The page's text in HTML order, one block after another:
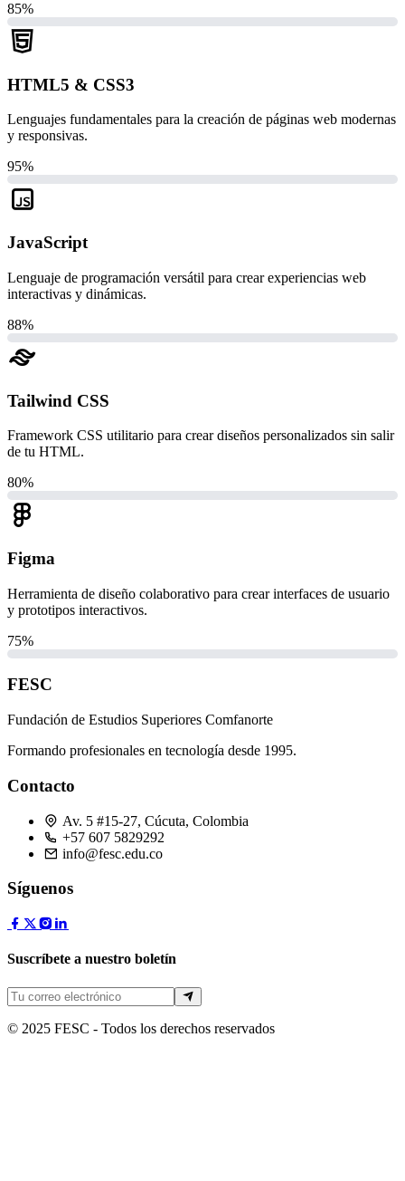
85%
HTML5 & CSS3
Lenguajes fundamentales para la creación de páginas web modernas
y responsivas.
95%
JavaScript
Lenguaje de programación versátil para crear experiencias web
interactivas y dinámicas.
88%
Tailwind CSS
Framework CSS utilitario para crear diseños personalizados sin salir
de tu HTML.
80%
Figma
Herramienta de diseño colaborativo para crear interfaces de usuario
y prototipos interactivos.
75%
FESC
Fundación de Estudios Superiores Comfanorte
Formando profesionales en tecnología desde 1995.
Contacto
Av. 5 #15-27, Cúcuta, Colombia
+57 607 5829292
info@fesc.edu.co
Síguenos
Suscríbete a nuestro boletín
© 2025 FESC - Todos los derechos reservados